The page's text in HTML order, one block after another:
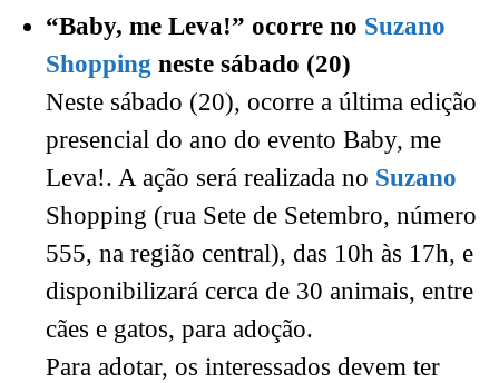
“Baby, me Leva!” ocorre no Suzano
Shopping neste sábado (20)
Neste sábado (20), ocorre a última edição
presencial do ano do evento Baby, me
Leva!. A ação será realizada no Suzano
Shopping (rua Sete de Setembro, número
555, na região central), das 10h às 17h, e
disponibilizará cerca de 30 animais, entre
cães e gatos, para adoção.
Para adotar, os interessados devem ter